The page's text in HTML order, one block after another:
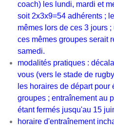
coach) les lundi, mardi et
soit 2x3x9=54 adhérents ;
mêmes lors de ces 3 jours
ces mêmes groupes serait
samedi.
modalités pratiques :
vous (vers le stade de
les horaires de départ
groupes ; entraînement au
étant fermés jusqu'au 15
horaire d'entraînement